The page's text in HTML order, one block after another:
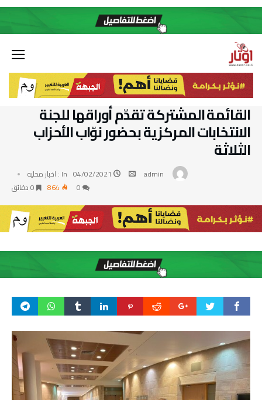
القائمة المشتركة تقدّم أوراقها للجنة
الانتخابات المركزية بحضور نوّاب الأحزاب
الثلاثة
admin
04/02/2021
In : اخبار محليه
864 0 ‫دقائق‬